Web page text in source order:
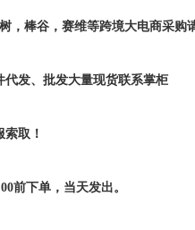
，棒谷，赛维等跨境大电商采购
代发、批发大量现货联系掌柜
取！
前下单，当天发出。